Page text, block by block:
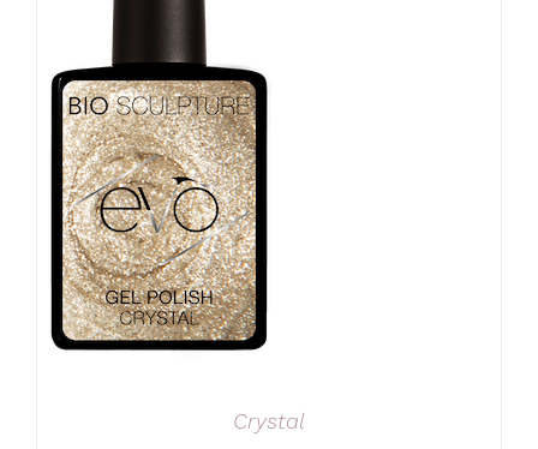
Crystal